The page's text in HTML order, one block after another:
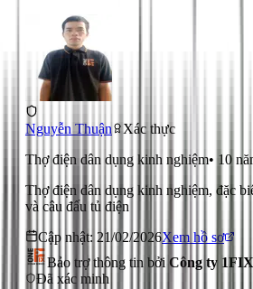
Nguyễn Thuận
Xác thực
Thợ điện dân dụng kinh nghiệm• 10
Thợ điện dân dụng kinh nghiệm, đặc
và câu đấu tủ điện
Cập nhật: 21/02/2026Xem hồ sơ
Bảo trợ thông tin bởi Công ty
Đã xác minh